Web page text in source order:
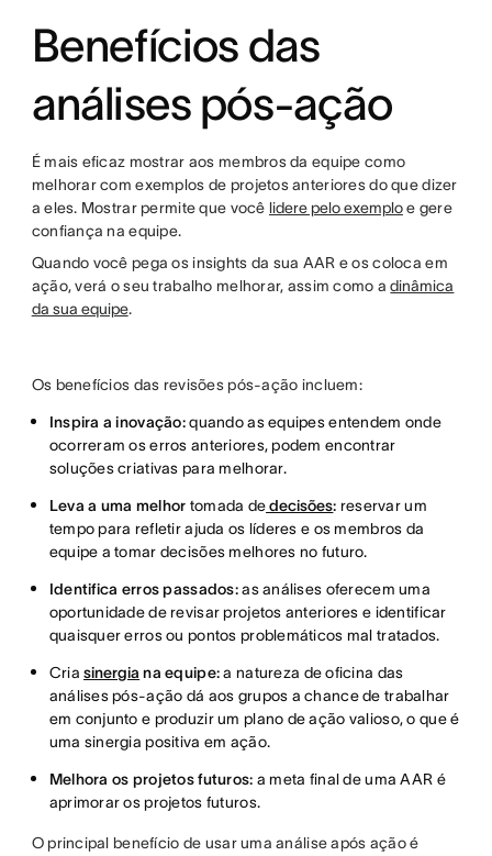
Benefícios das
análises pós-ação
É mais eficaz mostrar aos membros da equipe como
melhorar com exemplos de projetos anteriores do que dizer
a eles. Mostrar permite que você lidere pelo exemploe gere
confiança na equipe.
Quando você pega os insights da sua AAR e os coloca em
ação, verá o seu trabalho melhorar, assim como adinâmica
da sua equipe.
Os benefícios das revisões pós-ação incluem:
Inspira a inovação:quando as equipes entendem onde
ocorreram os erros anteriores, podem encontrar
soluções criativas para melhorar.
Leva a uma melhor tomada dedecisões: reservar um
tempo para refletir ajuda os líderes e os membros da
equipe a tomar decisões melhores no futuro.
Identifica erros passados:as análises oferecem uma
oportunidade de revisar projetos anteriores e identificar
quaisquer erros ou pontos problemáticos mal tratados.
Criasinergia na equipe:a natureza de oficina das
análises pós-ação dá aos grupos a chance de trabalhar
em conjunto e produzir um plano de ação valioso, o que é
uma sinergia positiva em ação.
Melhora os projetos futuros: a meta final de uma AAR é
aprimorar os projetos futuros.
O principal benefício de usar uma análise após ação é